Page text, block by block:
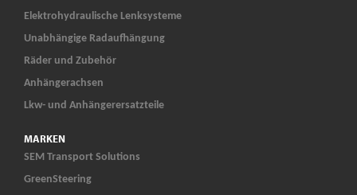
Elektrohydraulische Lenksysteme
Unabhängige Radaufhängung
Räder und Zubehör
Anhängerachsen
Lkw- und Anhängerersatzteile
MARKEN
SEM Transport Solutions
GreenSteering